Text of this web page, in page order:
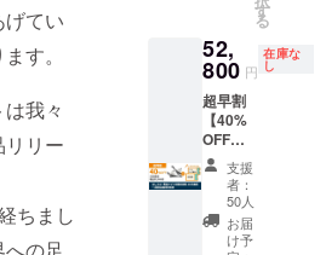
てい
す。
我々
リー
ちまし
の足
新品無
券 税込
44,000
円 ※購
入から2
年以内
までと
なりま
す。発
送時
期・カ
ラーな
す
る
52,
800 円
在庫な
し
超早割
【40%
OFF：
20名様
限定】
あしら
せ+専用
アプリ
支援
者：
50人
お届
け予